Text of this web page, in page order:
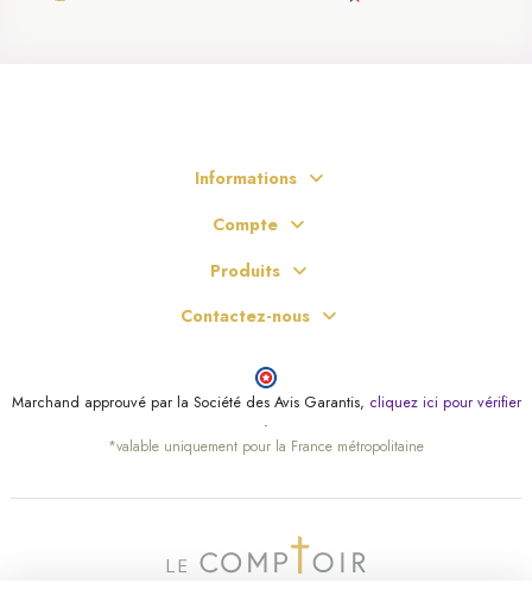
Informations
Compte
Produits
Contactez-nous
Marchand approuvé par la Société des Avis Garantis, cliquez ici pour vérifier
.
*valable uniquement pour la France métropolitaine